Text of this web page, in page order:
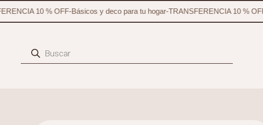
10 % OFF-Básicos y deco para tu hogar-TRANSFERENCIA 10 % OFF-